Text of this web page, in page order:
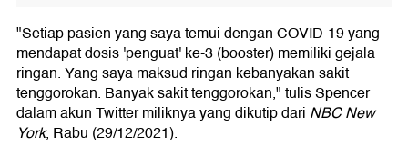
"Setiap pasien yang saya temui dengan COVID-19 yang
mendapat dosis 'penguat' ke-3 (booster) memiliki gejala
ringan. Yang saya maksud ringan kebanyakan sakit
tenggorokan. Banyak sakit tenggorokan," tulis Spencer
dalam akun Twitter miliknya yang dikutip dari NBC New
York, Rabu (29/12/2021).